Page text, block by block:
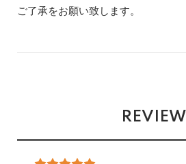
ご了承をお願い致します。
REVIEW